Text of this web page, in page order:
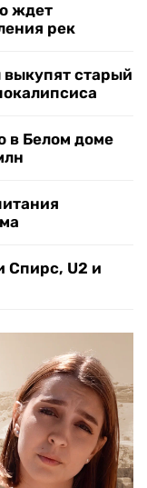
ждет
рек
старый
в Белом доме
U2 и